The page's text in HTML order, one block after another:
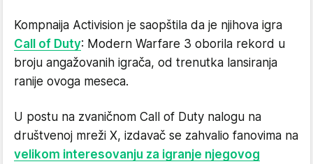
Kompnaija Activision je saopštila da je njihova igra
Call of Duty: Modern Warfare 3 oborila rekord u
broju angažovanih igrača, od trenutka lansiranja
ranije ovoga meseca.
U postu na zvaničnom Call of Duty nalogu na
društvenoj mreži X, izdavač se zahvalio fanovima na
velikom interesovanju za igranje njegovog